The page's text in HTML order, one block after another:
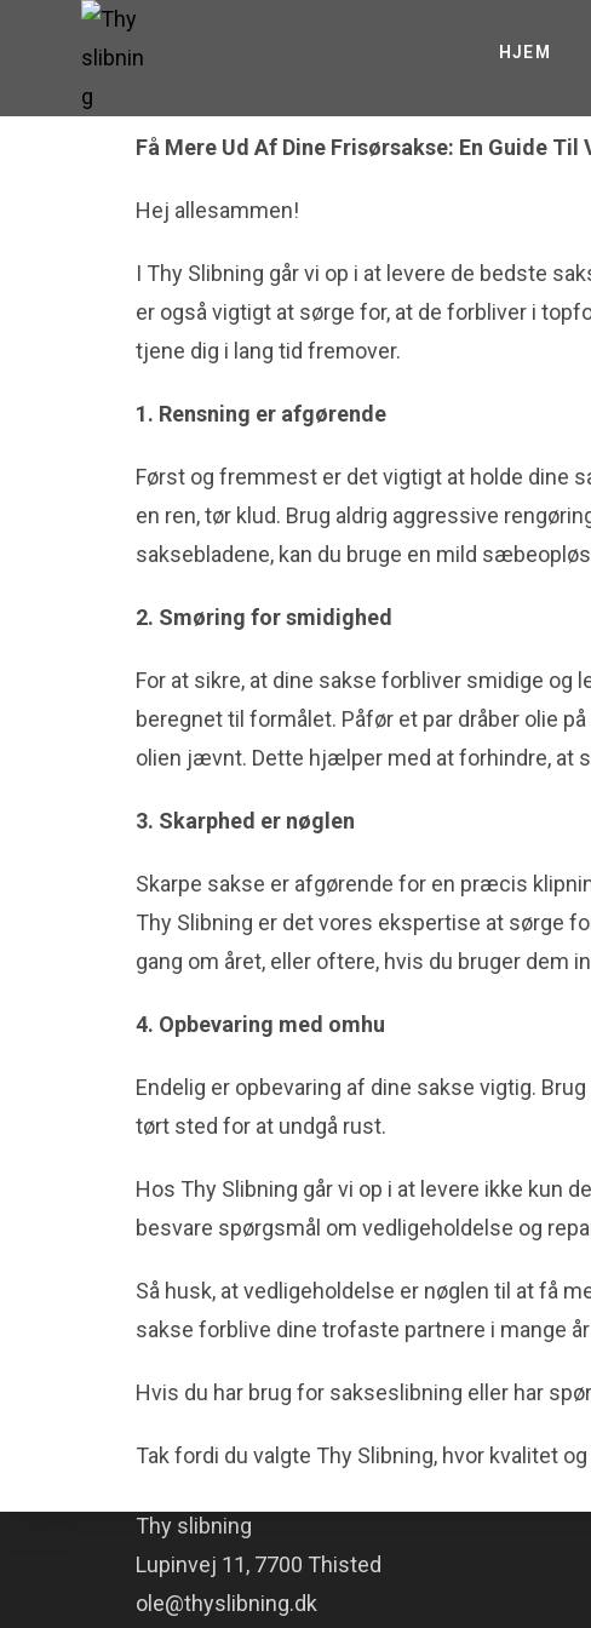
HJEM
Få Mere Ud Af Dine Frisørsakse: En Guide
Hej allesammen!
I Thy Slibning går vi op i at levere de bedste
er også vigtigt at sørge for, at de forbliver i
tjene dig i lang tid fremover.
1. Rensning er afgørende
Først og fremmest er det vigtigt at holde dine
en ren, tør klud. Brug aldrig aggressive
saksebladene, kan du bruge en mild
2. Smøring for smidighed
For at sikre, at dine sakse forbliver smidige
beregnet til formålet. Påfør et par dråber olie
olien jævnt. Dette hjælper med at forhindre, at
3. Skarphed er nøglen
Skarpe sakse er afgørende for en præcis
Thy Slibning er det vores ekspertise at sørge
gang om året, eller oftere, hvis du bruger dem
4. Opbevaring med omhu
Endelig er opbevaring af dine sakse vigtig.
tørt sted for at undgå rust.
Hos Thy Slibning går vi op i at levere ikke kun
besvare spørgsmål om vedligeholdelse og
Så husk, at vedligeholdelse er nøglen til at få
sakse forblive dine trofaste partnere i mange
Hvis du har brug for sakseslibning eller har
Tak fordi du valgte Thy Slibning, hvor kvalitet
ADRESSE
Thy slibning
Lupinvej 11, 7700 Thisted
ole@thyslibning.dk